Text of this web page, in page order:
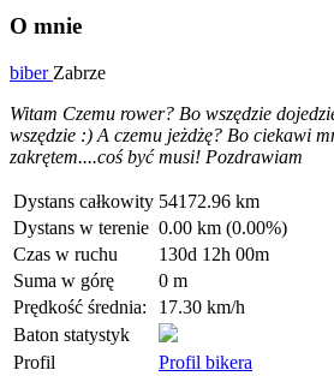
O mnie
biber Zabrze
Witam Czemu rower? Bo wszędzie
wszędzie :) A czemu jeżdżę? Bo ciekawi
zakrętem....coś być musi! Pozdrawiam
Dystans całkowity 54172.96 km
Dystans w terenie 0.00 km (0.00%)
Czas w ruchu
130d 12h 00m
Suma w górę
0 m
Prędkość średnia:
17.30 km/h
Baton statystyk
Profil
Profil bikera